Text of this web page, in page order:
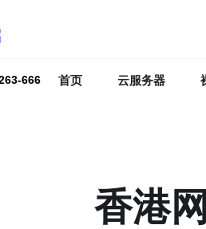
666 首页 云服务器
香港